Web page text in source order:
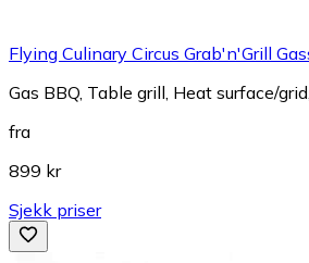
Flying Culinary Circus Grab'n'Grill
Gas BBQ, Table grill, Heat surface/
fra
899 kr
Sjekk priser